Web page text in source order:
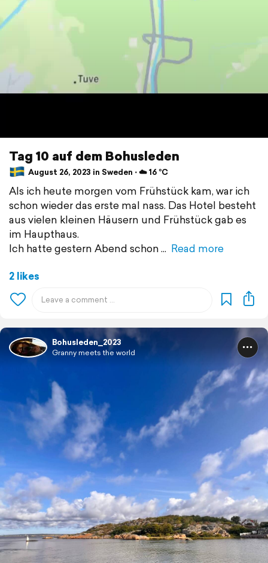
Tag 10 auf dem Bohusleden
August 26, 2023 in Sweden ⋅ ☁️ 16 °C
Als ich heute morgen vom Frühstück kam, war ich
schon wieder das erste mal nass. Das Hotel besteht
aus vielen kleinen Häusern und Frühstück gab es
im Haupthaus.
Ich hatte gestern Abend schon
Read more
2 likes
Bohusleden_2023
Granny meets the world